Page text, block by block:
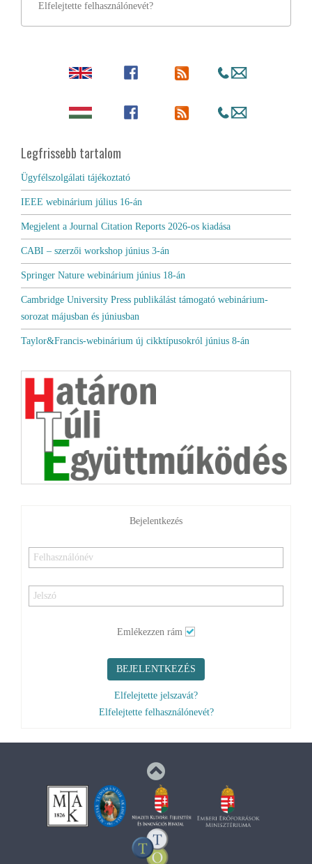
Elfelejtette felhasználónevét?
Legfrissebb tartalom
Ügyfélszolgálati tájékoztató
IEEE webinárium július 16-án
Megjelent a Journal Citation Reports 2026-os kiadása
CABI – szerzői workshop június 3-án
Springer Nature webinárium június 18-án
Cambridge University Press publikálást támogató webinárium-
sorozat májusban és júniusban
Taylor&Francis-webinárium új cikktípusokról június 8-án
Bejelentkezés
Emlékezzen rám
BEJELENTKEZÉS
Elfelejtette jelszavát?
Elfelejtette felhasználónevét?